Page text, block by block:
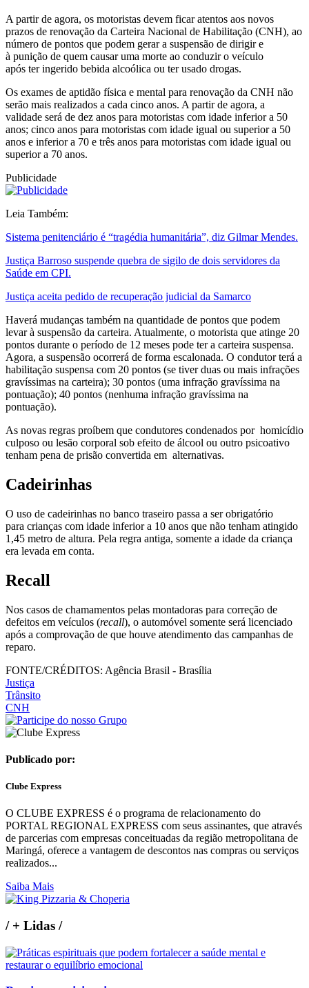
A partir de agora, os motoristas devem ficar atentos aos novos
prazos de renovação da Carteira Nacional de Habilitação (CNH), ao
número de pontos que podem gerar a suspensão de dirigir e
à punição de quem causar uma morte ao conduzir o veículo
após ter ingerido bebida alcoólica ou ter usado drogas.
Os exames de aptidão física e mental para renovação da CNH não
serão mais realizados a cada cinco anos. A partir de agora, a
validade será de dez anos para motoristas com idade inferior a 50
anos; cinco anos para motoristas com idade igual ou superior a 50
anos e inferior a 70 e três anos para motoristas com idade igual ou
superior a 70 anos.
Publicidade
Leia Também:
Sistema penitenciário é “tragédia humanitária”, diz Gilmar Mendes.
Justiça Barroso suspende quebra de sigilo de dois servidores da
Saúde em CPI.
Justiça aceita pedido de recuperação judicial da Samarco
Haverá mudanças também na quantidade de pontos que podem
levar à suspensão da carteira. Atualmente, o motorista que atinge 20
pontos durante o período de 12 meses pode ter a carteira suspensa.
Agora, a suspensão ocorrerá de forma escalonada. O condutor terá a
habilitação suspensa com 20 pontos (se tiver duas ou mais infrações
gravíssimas na carteira); 30 pontos (uma infração gravíssima na
pontuação); 40 pontos (nenhuma infração gravíssima na
pontuação).
As novas regras proíbem que condutores condenados por homicídio
culposo ou lesão corporal sob efeito de álcool ou outro psicoativo
tenham pena de prisão convertida em alternativas.
Cadeirinhas
O uso de cadeirinhas no banco traseiro passa a ser obrigatório
para crianças com idade inferior a 10 anos que não tenham atingido
1,45 metro de altura. Pela regra antiga, somente a idade da criança
era levada em conta.
Recall
Nos casos de chamamentos pelas montadoras para correção de
defeitos em veículos (recall), o automóvel somente será licenciado
após a comprovação de que houve atendimento das campanhas de
reparo.
FONTE/CRÉDITOS: Agência Brasil - Brasília
Justiça
Trânsito
CNH
Publicado por:
Clube Express
O CLUBE EXPRESS é o programa de relacionamento do
PORTAL REGIONAL EXPRESS com seus assinantes, que através
de parcerias com empresas conceituadas da região metropolitana de
Maringá, oferece a vantagem de descontos nas compras ou serviços
realizados...
Saiba Mais
/+ Lidas /